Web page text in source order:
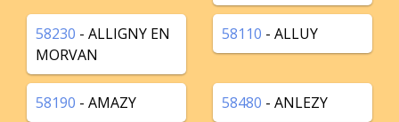
58230 - ALLIGNY EN
MORVAN
58110 - ALLUY
58190 - AMAZY 58480 - ANLEZY